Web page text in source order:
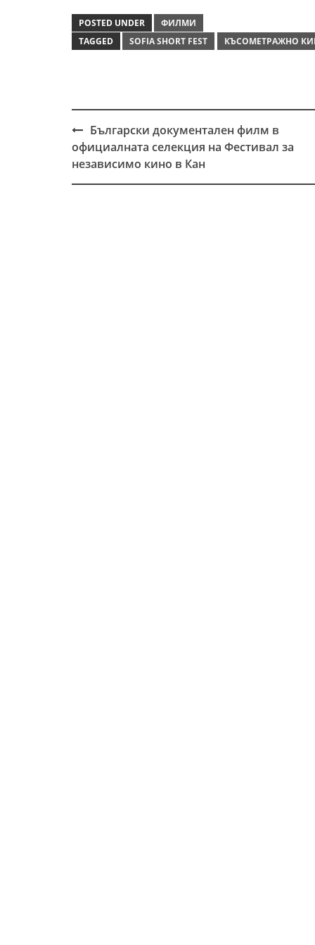
POSTED UNDER
ФИЛМИ
TAGGED
SOFIA SHORT FEST КЪСОМЕТРАЖНО
Post
navigation
Български документален филм в
официалната селекция на Фестивал за
независимо кино в Кан